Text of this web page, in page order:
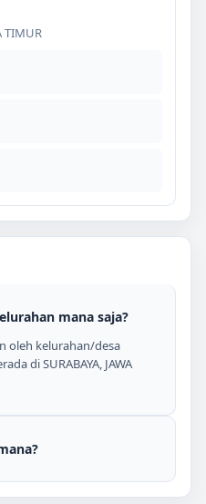
TIMUR
mana saja?
oleh kelurahan/desa
di SURABAYA, JAWA